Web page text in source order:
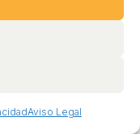
Aviso Legal
sus certezas
decisión.
la confianza.